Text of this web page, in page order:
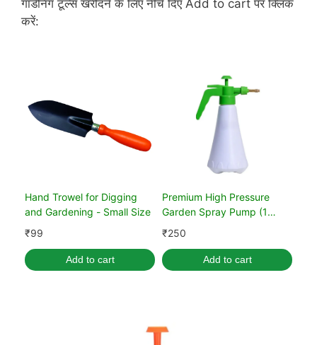
गार्डनिंग टूल्स खरीदने के लिए नीचे दिए Add to cart पर क्लिक
करें:
Hand Trowel for Digging
and Gardening - Small Size
₹99
Add to cart
Premium High Pressure
Garden Spray Pump (1
Liter)
₹250
Add to cart